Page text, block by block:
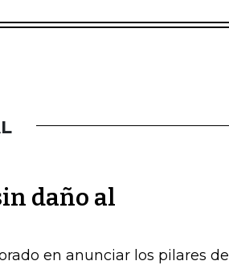
daño al
en anunciar los pilares de